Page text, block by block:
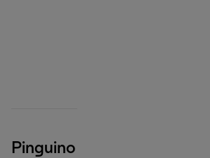
Pinguino GentleJet Inverter